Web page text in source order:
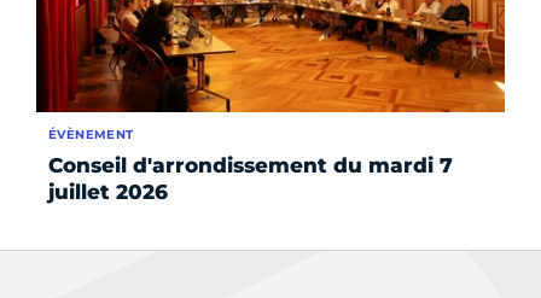
Conseil d'arrondissement du mardi 7
juillet 2026
ÉVÈNEMENT